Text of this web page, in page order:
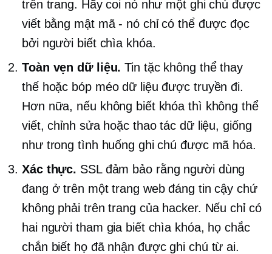
trên trang. Hãy coi nó như một ghi chú được
viết bằng mật mã - nó chỉ có thể được đọc
bởi người biết chìa khóa.
Toàn vẹn dữ liệu. Tin tặc không thể thay
thế hoặc bóp méo dữ liệu được truyền đi.
Hơn nữa, nếu không biết khóa thì không thể
viết, chỉnh sửa hoặc thao tác dữ liệu, giống
như trong tình huống ghi chú được mã hóa.
Xác thực. SSL đảm bảo rằng người dùng
đang ở trên một trang web đáng tin cậy chứ
không phải trên trang của hacker. Nếu chỉ có
hai người tham gia biết chìa khóa, họ chắc
chắn biết họ đã nhận được ghi chú từ ai.